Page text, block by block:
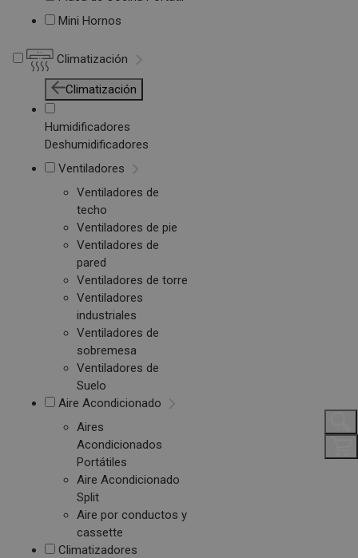
Mini Hornos
Climatización
Climatización
Humidificadores
Deshumidificadores
Ventiladores
Ventiladores de
techo
Ventiladores de pie
Ventiladores de
pared
Ventiladores de torre
Ventiladores
industriales
Ventiladores de
sobremesa
Ventiladores de
Suelo
Aire Acondicionado
Aires
Acondicionados
Portátiles
Aire Acondicionado
Split
Aire por conductos y
cassette
Climatizadores